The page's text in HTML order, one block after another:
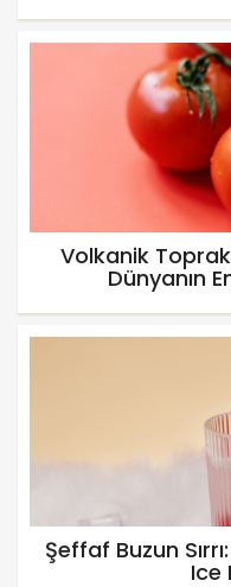
Volkanik
Dünyanın
Şeffaf Buzun
Ice